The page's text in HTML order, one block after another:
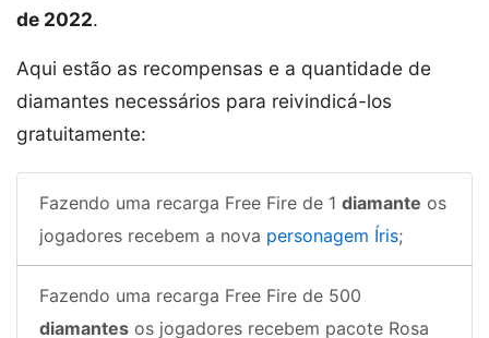
de 2022.
Aqui estão as recompensas e a quantidade de
diamantes necessários para reivindicá-los
gratuitamente:
Fazendo uma recarga Free Fire de 1 diamante os
jogadores recebem a nova personagem Íris;
Fazendo uma recarga Free Fire de 500
diamantes os jogadores recebem pacote Rosa